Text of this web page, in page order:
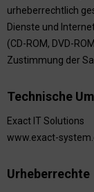
urheberrechtlich
Dienste und
(CD-ROM, DVD-
Zustimmung der
Technische
Exact IT Solutions
www.exact-
Urheberrechte